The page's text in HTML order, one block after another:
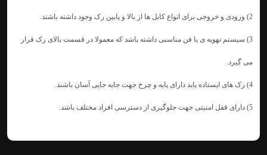
2) ورودی و خروجی برای انواع کابل ها از بالا و پایین رک وجود داشته باشند.
3) سیستم تهویه ی یا فن مناسبی داشته باشد که معمولا در قسمت بالای رک قرار
می گیرد.
4) رک های ایستاده باید دارای پایه و چرخ جهت جابه جایی آسان باشند.
5) دارای قفل امنیتی جهت جلوگیری از دسترسی افراد مختلف باشد.